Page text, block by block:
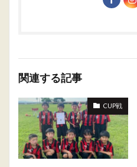
関連する記事
CUP戦